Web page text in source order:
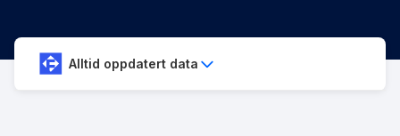
Alltid oppdatert data